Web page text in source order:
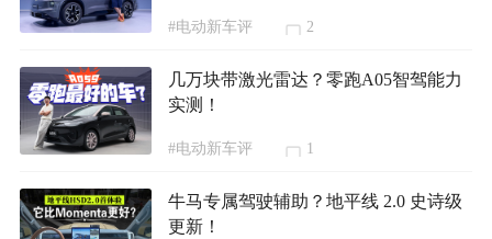
#电动新车评 2
几万块带激光雷达？零跑A05智驾能力
实测！
#电动新车评 1
牛马专属驾驶辅助？地平线 2.0 史诗级
更新！